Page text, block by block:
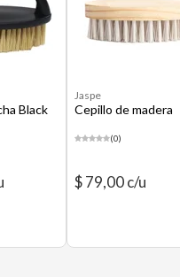
Black
Jaspe
Cepillo de madera
(0)
$ 79,00 c/u